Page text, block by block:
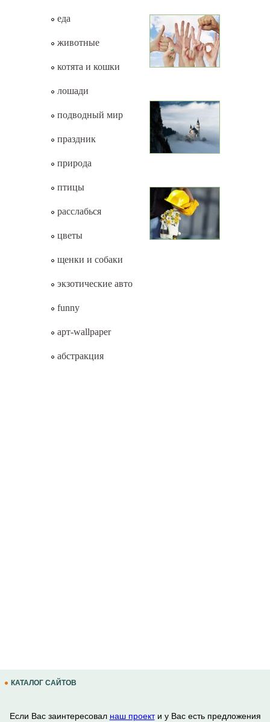
еда
животные
котята и кошки
лошади
подводный мир
праздник
природа
птицы
расслабься
цветы
щенки и собаки
экзотические авто
funny
арт-wallpaper
абстракция
КАТАЛОГ САЙТОВ
Если Вас заинтересовал наш проекти у Вас есть предложения